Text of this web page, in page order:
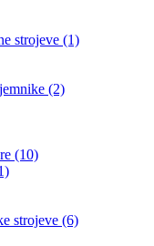
strojeve (1)
(2)
(10)
strojeve (6)